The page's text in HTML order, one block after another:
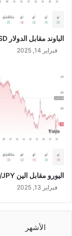
الباوند مقابل الدولار GBP/USD
فبراير 14, 2025
اليورو مقابل الين EUR/JPY
فبراير 13, 2025
الأشهر